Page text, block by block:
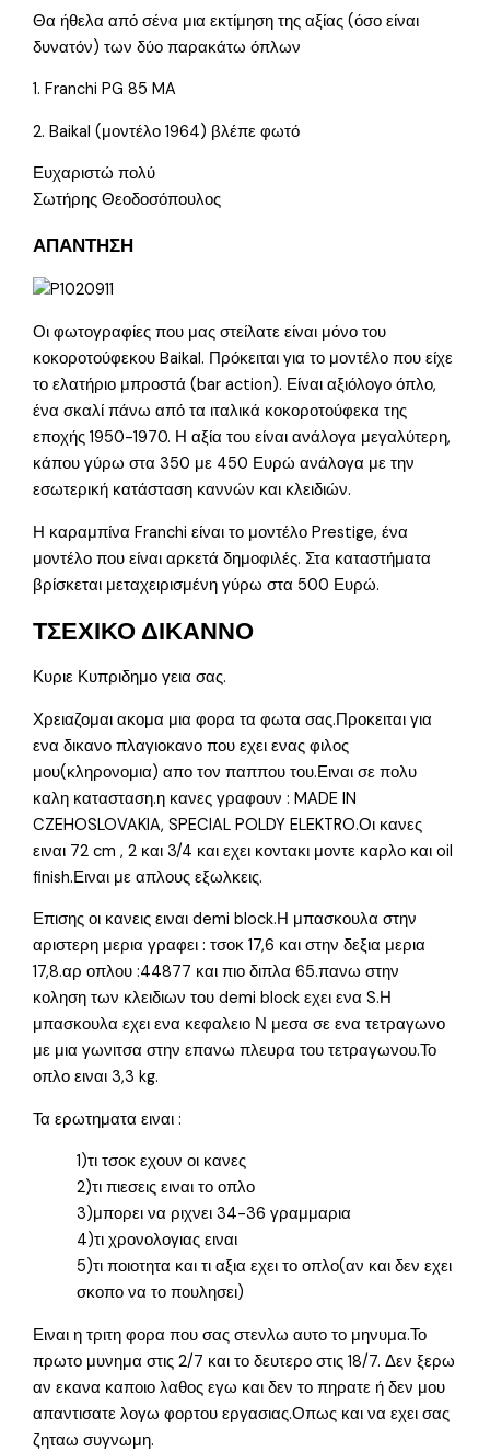
Θα ήθελα από σένα μια εκτίμηση της αξίας (όσο είναι
δυνατόν) των δύο παρακάτω όπλων
1. Franchi PG 85 MA
2. Baikal (μοντέλο 1964) βλέπε φωτό
Ευχαριστώ πολύ
Σωτήρης Θεοδοσόπουλος
ΑΠΑΝΤΗΣΗ
Οι φωτογραφίες που μας στείλατε είναι μόνο του
κοκοροτούφεκου Baikal. Πρόκειται για το μοντέλο που είχε
το ελατήριο μπροστά (bar action). Είναι αξιόλογο όπλο,
ένα σκαλί πάνω από τα ιταλικά κοκοροτούφεκα της
εποχής 1950-1970. Η αξία του είναι ανάλογα μεγαλύτερη,
κάπου γύρω στα 350 με 450 Ευρώ ανάλογα με την
εσωτερική κατάσταση καννών και κλειδιών.
Η καραμπίνα Franchi είναι το μοντέλο Prestige, ένα
μοντέλο που είναι αρκετά δημοφιλές. Στα καταστήματα
βρίσκεται μεταχειρισμένη γύρω στα 500 Ευρώ.
ΤΣΕΧΙΚΟ ΔΙΚΑΝΝΟ
Κυριε Κυπριδημο γεια σας.
Χρειαζομαι ακομα μια φορα τα φωτα σας.Προκειται για
ενα δικανο πλαγιοκανο που εχει ενας φιλος
μου(κληρονομια) απο τον παππου του.Ειναι σε πολυ
καλη κατασταση.η κανες γραφουν : MADE IN
CZEHOSLOVAKIA, SPECIAL POLDY ELEKTRO.Οι κανες
ειναι 72 cm , 2 και 3/4 και εχει κοντακι μοντε καρλο και oil
finish.Ειναι με απλους εξωλκεις.
Επισης οι κανεις ειναι demi block.Η μπασκουλα στην
αριστερη μερια γραφει : τσοκ 17,6 και στην δεξια μερια
17,8.αρ οπλου :44877 και πιο διπλα 65.πανω στην
κοληση των κλειδιων του demi block εχει ενα S.Η
μπασκουλα εχει ενα κεφαλειο Ν μεσα σε ενα τετραγωνο
με μια γωνιτσα στην επανω πλευρα του τετραγωνου.Το
οπλο ειναι 3,3 kg.
Τα ερωτηματα ειναι :
1)τι τσοκ εχουν οι κανες
2)τι πιεσεις ειναι το οπλο
3)μπορει να ριχνει 34-36 γραμμαρια
4)τι χρονολογιας ειναι
5)τι ποιοτητα και τι αξια εχει το οπλο(αν και δεν εχει
σκοπο να το πουλησει)
Ειναι η τριτη φορα που σας στενλω αυτο το μηνυμα.Το
πρωτο μυνημα στις 2/7 και το δευτερο στις 18/7. Δεν ξερω
αν εκανα καποιο λαθος εγω και δεν το πηρατε ή δεν μου
απαντισατε λογω φορτου εργασιας.Οπως και να εχει σας
ζηταω συγνωμη.